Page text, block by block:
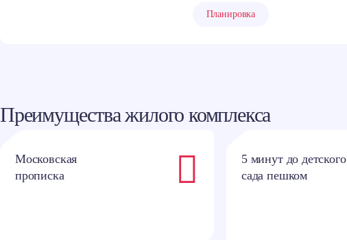
Планировка
Преимущества жилого комплекса
Московская
прописка
5 минут до детского
сада пешком